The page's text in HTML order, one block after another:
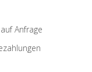
Anfrage